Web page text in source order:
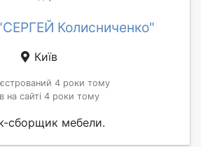
Колисниченко"
Київ
4 роки тому
на сайті 4 роки тому
сборщик мебели.